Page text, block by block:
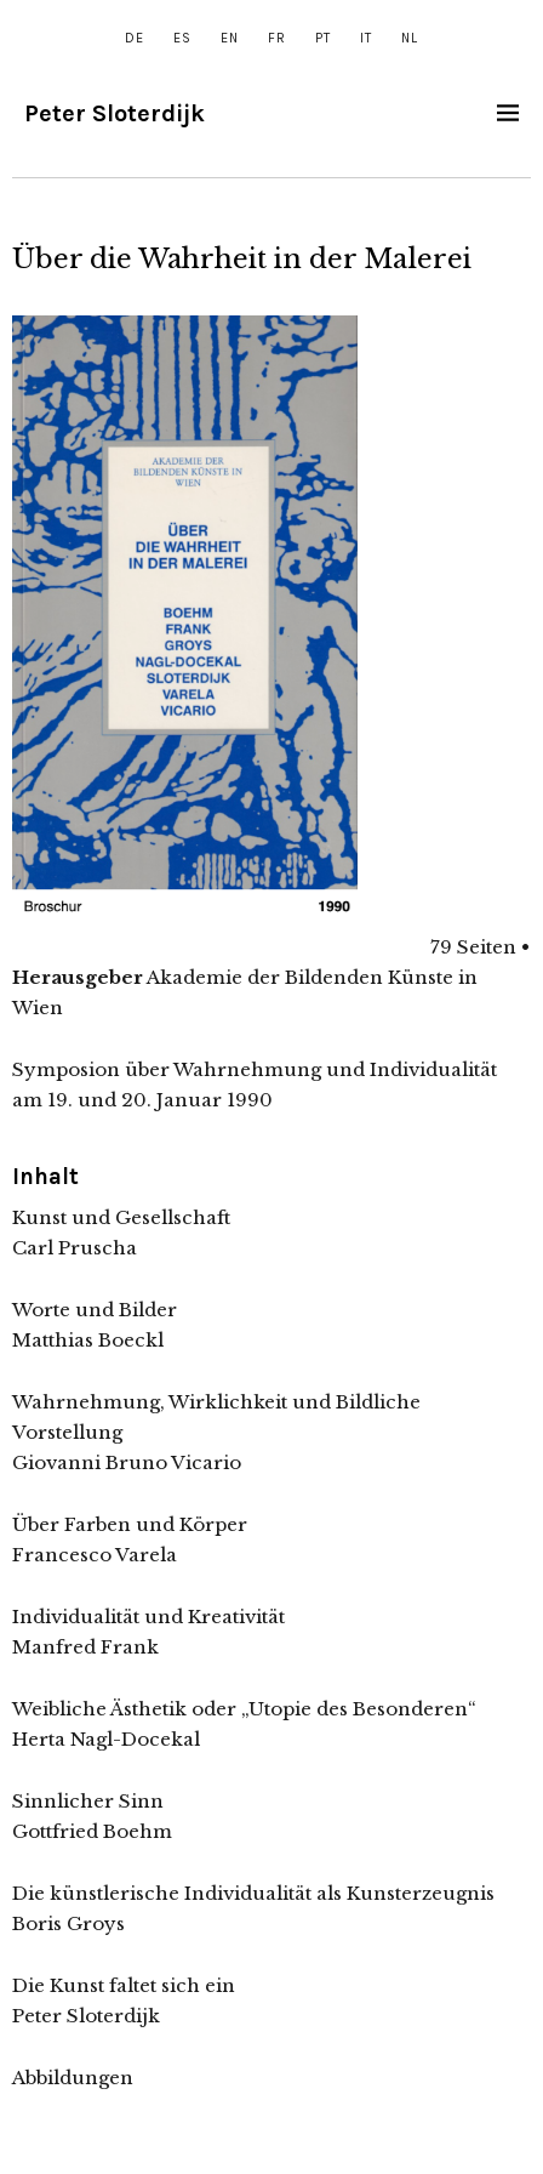
DE ES EN FR PT IT NL
Peter Sloterdijk
Über die Wahrheit in der Malerei
79 Seiten •
HerausgeberAkademie der Bildenden Künste in
Wien
Symposion über Wahrnehmung und Individualität
am 19. und 20. Januar 1990
Inhalt
Kunst und Gesellschaft
Carl Pruscha
Worte und Bilder
Matthias Boeckl
Wahrnehmung, Wirklichkeit und Bildliche
Vorstellung
Giovanni Bruno Vicario
Über Farben und Körper
Francesco Varela
Individualität und Kreativität
Manfred Frank
Weibliche Ästhetik oder „Utopie des Besonderen“
Herta Nagl-Docekal
Sinnlicher Sinn
Gottfried Boehm
Die künstlerische Individualität als Kunsterzeugnis
Boris Groys
Die Kunst faltet sich ein
Peter Sloterdijk
Abbildungen